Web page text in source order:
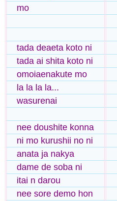
mo
tada deaeta koto ni
tada ai shita koto ni
omoiaenakute mo
la la la la...
wasurenai
nee doushite konna
ni mo kurushii no ni
anata ja nakya
dame de soba ni
itai n darou
nee sore demo hon